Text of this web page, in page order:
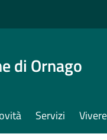
di Ornago
Servizi